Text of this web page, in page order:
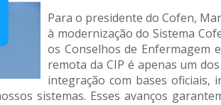
Para o presidente do Cofen,
à modernização do Sistema
os Conselhos de Enfermagem
remota da CIP é apenas um
integração com bases
sistemas. Esses avanços